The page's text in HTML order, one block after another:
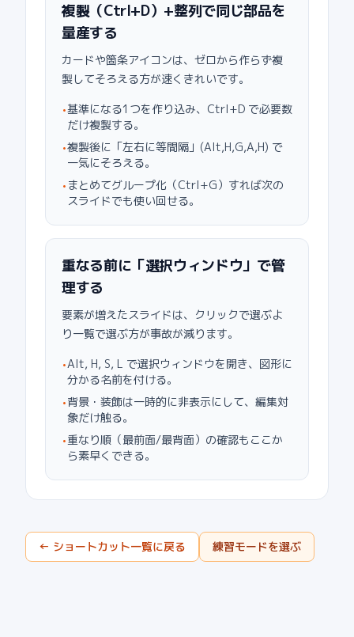
複製（Ctrl+D）+整列で同じ部品を
量産する
カードや箇条アイコンは、ゼロから作らず複
製してそろえる方が速くきれいです。
•基準になる1つを作り込み、Ctrl+D で必要数
だけ複製する。
•複製後に「左右に等間隔」(Alt,H,G,A,H) で
一気にそろえる。
• まとめてグループ化（Ctrl+G）すれば次の
スライドでも使い回せる。
重なる前に「選択ウィンドウ」で管
理する
要素が増えたスライドは、クリックで選ぶよ
り一覧で選ぶ方が事故が減ります。
•Alt, H, S, L で選択ウィンドウを開き、図形に
分かる名前を付ける。
•背景・装飾は一時的に非表示にして、編集対
象だけ触る。
•重なり順（最前面/最背面）の確認もここか
ら素早くできる。
← ショートカット一覧に戻る 練習モードを選ぶ